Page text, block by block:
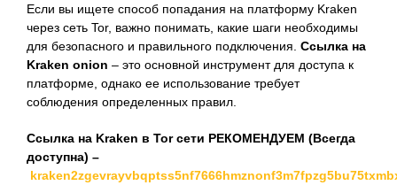
Если вы ищете способ попадания на платформу Kraken
через сеть Tor, важно понимать, какие шаги необходимы
для безопасного и правильного подключения. Ссылка на
Kraken onion – это основной инструмент для доступа к
платформе, однако ее использование требует
соблюдения определенных правил.
Ссылка на Kraken в Tor сети РЕКОМЕНДУЕМ (Всегда
доступна) –